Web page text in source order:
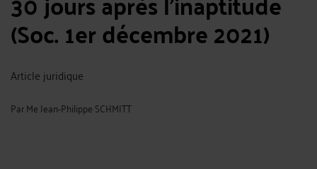
(Soc. 1er décembre 2021)
Article juridique
ParMe Jean-Philippe SCHMITT